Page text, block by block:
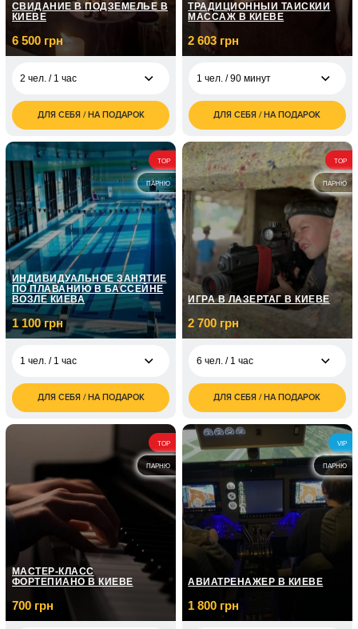
СВИДАНИЕ В ПОДЗЕМЕЛЬЕ В
КИЕВЕ
6 500 грн
2 чел. / 1 час
6 500
грн
2 чел. / 2 часа
7 500
грн
ДЛЯ СЕБЯ / НА ПОДАРОК
ТРАДИЦИОННЫЙ ТАЙСКИЙ
МАССАЖ В КИЕВЕ
2 603 грн
1 чел. / 90 минут
2 603
грн
2 чел. / 90 минут
4 000
грн
ДЛЯ СЕБЯ / НА ПОДАРОК
TOP
ПАРНЮ
ИНДИВИДУАЛЬНОЕ ЗАНЯТИЕ
ПО ПЛАВАНИЮ В БАССЕЙНЕ
ВОЗЛЕ КИЕВА
1 100 грн
1 чел. / 1 час
1 100
грн
950
грн
ДЛЯ СЕБЯ / НА ПОДАРОК
TOP
ПАРНЮ
ИГРА В ЛАЗЕРТАГ В КИЕВЕ
2 700 грн
6 чел. / 1 час
2 700
грн
6 чел. / 2 часа
4 800
грн
ДЛЯ СЕБЯ / НА ПОДАРОК
TOP
ПАРНЮ
МАСТЕР-КЛАСС
ФОРТЕПИАНО В КИЕВЕ
700 грн
VIP
ПАРНЮ
АВИАТРЕНАЖЕР В КИЕВЕ
1 800 грн